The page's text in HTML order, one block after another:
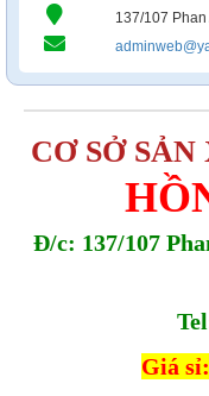
137/107
CƠ SỞ
Đ/c: 137/107
Giá